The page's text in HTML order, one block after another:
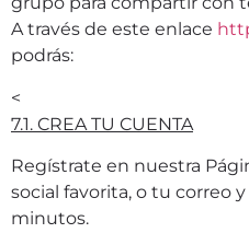
A través de este enlace
podrás:
<
7.1. CREA TU CUENTA
Regístrate en nuestra
social favorita, o tu correo
minutos.